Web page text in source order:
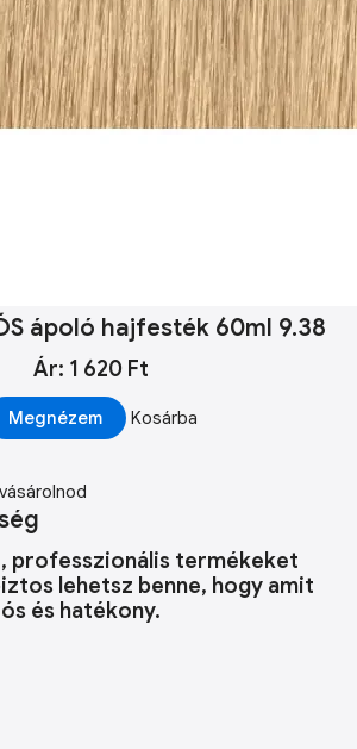
ápoló hajfesték 60ml 9.38
Ár: 1 620 Ft
Megnézem Kosárba
professzionális termékeket
lehetsz benne, hogy amit
és hatékony.